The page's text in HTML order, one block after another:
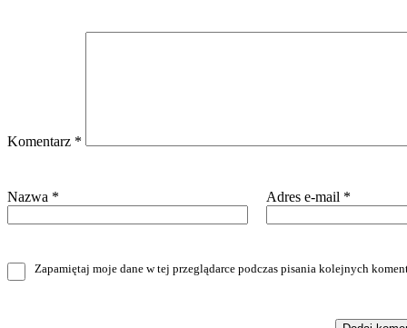
Komentarz *
Nazwa * Adres e-mail *
Zapamiętaj moje dane w tej przeglądarce podczas pisania kolejnych